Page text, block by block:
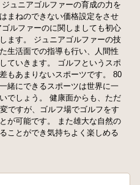
ュニアゴルファーの育成の力を
まねのできない価格設定をさせ
ルファーのに関しましても初心
ます。 ジュニアゴルファーの技
生活面での指導も行い、人間性
ていきます。 ゴルフというスポ
もあまりないスポーツです。 80
緒にできるスポーツは世界に一
でしょう。 健康面からも、ただ
ですが、ゴルフ場でゴルフをす
が可能です。 また雄大な自然の
ことができ気持ちよく楽しめる